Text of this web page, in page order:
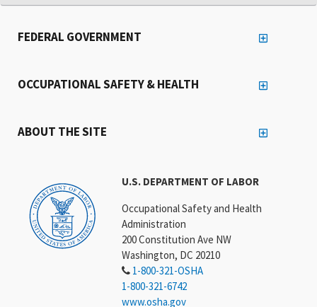
U.S. DEPARTMENT OF LABOR
Occupational Safety and Health
Administration
200 Constitution Ave NW
Washington, DC 20210
1-800-321-OSHA
1-800-321-6742
www.osha.gov
FEDERAL GOVERNMENT
OCCUPATIONAL SAFETY & HEALTH
ABOUT THE SITE